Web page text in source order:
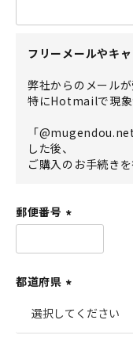
必
)
フリーメールやキ
弊社からのメール
特にHotmailで現象
「
した後、
ご購入のお手続きを
郵便番号
必
)
都道府県
必